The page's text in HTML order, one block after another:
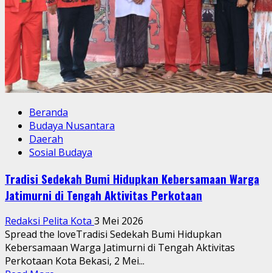
Beranda
Budaya Nusantara
Daerah
Sosial Budaya
Tradisi Sedekah Bumi Hidupkan Kebersamaan Warga
Jatimurni di Tengah Aktivitas Perkotaan
Redaksi Pelita Kota 3 Mei 2026
Spread the loveTradisi Sedekah Bumi Hidupkan
Kebersamaan Warga Jatimurni di Tengah Aktivitas
Perkotaan Kota Bekasi, 2 Mei...